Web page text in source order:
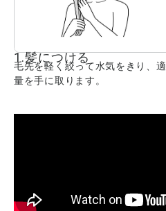
1.髪につける
毛先を軽く絞って水気をきり、適
量を手に取ります。